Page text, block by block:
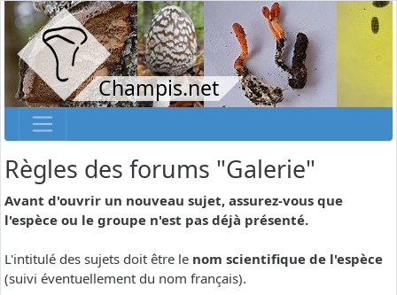
Champis.net
Règles des forums "Galerie"
Avant d'ouvrir un nouveau sujet, assurez-vous que
l'espèce ou le groupe n'est pas déjà présenté.
L'intitulé des sujets doit être le nom scientifique de l'espèce
(suivi éventuellement du nom français).